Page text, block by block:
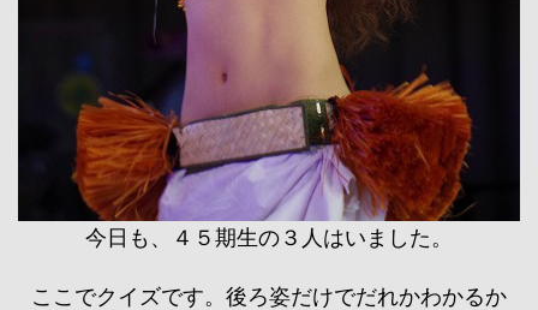
今日も、４５期生の３人はいました。
ここでクイズです。後ろ姿だけでだれかわかるか